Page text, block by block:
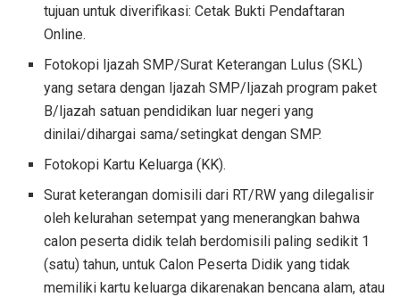
tujuan untuk diverifikasi: Cetak Bukti Pendaftaran
Online.
Fotokopi Ijazah SMP/Surat Keterangan Lulus (SKL)
yang setara dengan Ijazah SMP/Ijazah program paket
B/Ijazah satuan pendidikan luar negeri yang
dinilai/dihargai sama/setingkat dengan SMP.
Fotokopi Kartu Keluarga (KK).
Surat keterangan domisili dari RT/RW yang dilegalisir
oleh kelurahan setempat yang menerangkan bahwa
calon peserta didik telah berdomisili paling sedikit 1
(satu) tahun, untuk Calon Peserta Didik yang tidak
memiliki kartu keluarga dikarenakan bencana alam, atau